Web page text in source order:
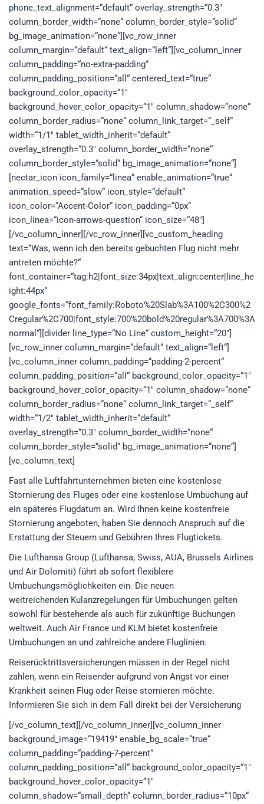
phone_text_alignment=“default“ overlay_strength=“0.3″
column_border_width=“none“ column_border_style=“solid“
bg_image_animation=“none“][vc_row_inner
column_margin=“default“ text_align=“left“][vc_column_inner
column_padding=“no-extra-padding“
column_padding_position=“all“ centered_text=“true“
background_color_opacity=“1″
background_hover_color_opacity=“1″ column_shadow=“none“
column_border_radius=“none“ column_link_target=“_self“
width=“1/1″ tablet_width_inherit=“default“
overlay_strength=“0.3″ column_border_width=“none“
column_border_style=“solid“ bg_image_animation=“none“]
[nectar_icon icon_family=“linea“ enable_animation=“true“
animation_speed=“slow“ icon_style=“default“
icon_color=“Accent-Color“ icon_padding=“0px“
icon_linea=“icon-arrows-question“ icon_size=“48″]
[/vc_column_inner][/vc_row_inner][vc_custom_heading
text=“Was, wenn ich den bereits gebuchten Flug nicht mehr
antreten möchte?“
font_container=“tag:h2|font_size:34px|text_align:center|line_he
ight:44px“
google_fonts=“font_family:Roboto%20Slab%3A100%2C300%2
Cregular%2C700|font_style:700%20bold%20regular%3A700%3A
normal“][divider line_type=“No Line“ custom_height=“20″]
[vc_row_inner column_margin=“default“ text_align=“left“]
[vc_column_inner column_padding=“padding-2-percent“
column_padding_position=“all“ background_color_opacity=“1″
background_hover_color_opacity=“1″ column_shadow=“none“
column_border_radius=“none“ column_link_target=“_self“
width=“1/2″ tablet_width_inherit=“default“
overlay_strength=“0.3″ column_border_width=“none“
column_border_style=“solid“ bg_image_animation=“none“]
[vc_column_text]
Fast alle Luftfahrtunternehmen bieten eine kostenlose
Stornierung des Fluges oder eine kostenlose Umbuchung auf
ein späteres Flugdatum an. Wird Ihnen keine kostenfreie
Stornierung angeboten, haben Sie dennoch Anspruch auf die
Erstattung der Steuern und Gebühren Ihres Flugtickets.
Die Lufthansa Group (Lufthansa, Swiss, AUA, Brussels Airlines
und Air Dolomiti) führt ab sofort flexiblere
Umbuchungsmöglichkeiten ein. Die neuen
weitreichenden Kulanzregelungen für Umbuchungen gelten
sowohl für bestehende als auch für zukünftige Buchungen
weltweit. Auch Air France und KLM bietet kostenfreie
Umbuchungen an und zahlreiche andere Fluglinien.
Reiserücktrittsversicherungen müssen in der Regel nicht
zahlen, wenn ein Reisender aufgrund von Angst vor einer
Krankheit seinen Flug oder Reise stornieren möchte.
Informieren Sie sich in dem Fall direkt bei der Versicherung
[/vc_column_text][/vc_column_inner][vc_column_inner
background_image=“19419″ enable_bg_scale=“true“
column_padding=“padding-7-percent“
column_padding_position=“all“ background_color_opacity=“1″
background_hover_color_opacity=“1″
column_shadow=“small_depth“ column_border_radius=“10px“